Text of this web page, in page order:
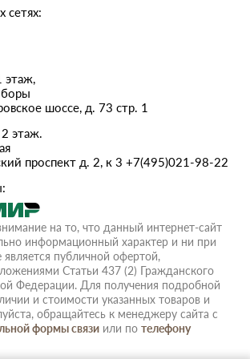
этаж,
шоссе, д. 73 стр. 1
этаж.
проспект д. 2, к 3 +7(495)021-98-22
сетях:
на то, что данный интернет-сайт
информационный характер и ни при
является публичной офертой,
Статьи 437 (2) Гражданского
Федерации. Для получения подробной
и стоимости указанных товаров и
обращайтесь к менеджеру сайта с
формы связи или по телефону